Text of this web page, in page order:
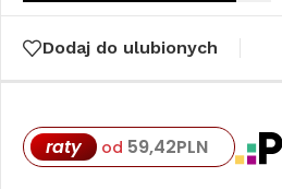
Dodaj do ulubionych
raty od 59,42PLN